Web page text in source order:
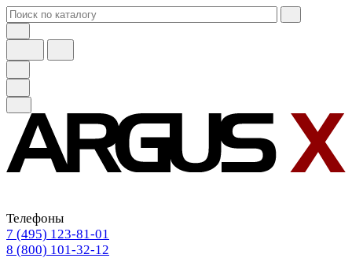
Телефоны
7 (495) 123-81-01
8 (800) 101-32-12